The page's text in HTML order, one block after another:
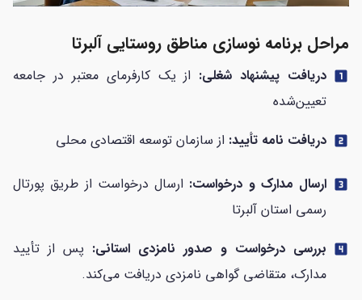
مراحل برنامه نوسازی مناطق روستایی آلبرتا
looks_one دریافت پیشنهاد شغلی: از یک کارفرمای معتبر در جامعه
تعیین‌شده
looks_two دریافت نامه تأیید: از سازمان توسعه اقتصادی محلی
looks_3 ارسال مدارک و درخواست: ارسال درخواست از طریق پورتال
رسمی استان آلبرتا
looks_4 بررسی درخواست و صدور نامزدی استانی: پس از تأیید
مدارک، متقاضی گواهی نامزدی دریافت می‌کند.